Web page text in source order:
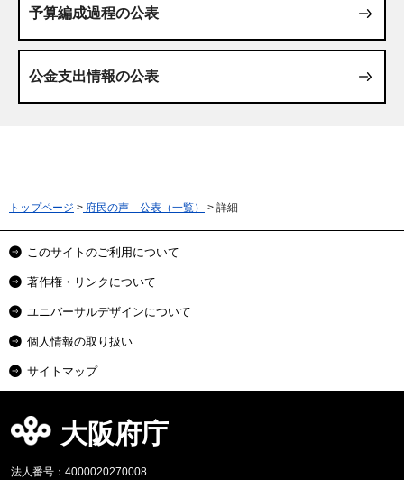
予算編成過程の公表
公金支出情報の公表
トップページ > 府民の声 公表（一覧） > 詳細
このサイトのご利用について
著作権・リンクについて
ユニバーサルデザインについて
個人情報の取り扱い
サイトマップ
大阪府庁
法人番号：4000020270008